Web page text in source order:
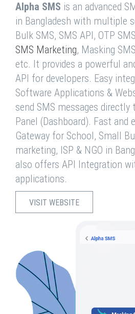
Alpha SMS is an advanced
in Bangladesh with multiple
Bulk SMS, SMS API, OTP
SMS Marketing, Masking
etc. It provides a powerful
API for developers. Easy
Software Applications &
send SMS messages directly
Panel (Dashboard). Fast and
Gateway for School, Small
marketing, ISP & NGO in
also offers API Integration
applications.
VISIT WEBSITE